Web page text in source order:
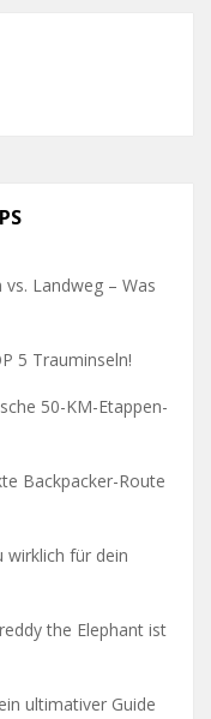
Landweg – Was
5 Trauminseln!
50-KM-Etappen-
Backpacker-Route
wirklich für dein
the Elephant ist
ultimativer Guide